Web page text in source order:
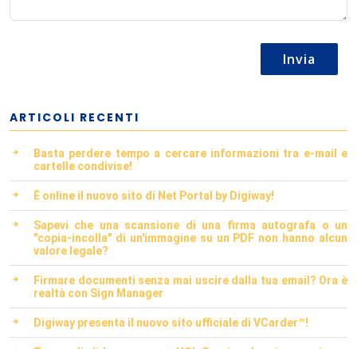
Invia
ARTICOLI RECENTI
Basta perdere tempo a cercare informazioni tra e-mail e
cartelle condivise!
È online il nuovo sito di Net Portal by Digiway!
Sapevi che una scansione di una firma autografa o un
"copia-incolla" di un'immagine su un PDF non hanno alcun
valore legale?
Firmare documenti senza mai uscire dalla tua email? Ora è
realtà con Sign Manager
Digiway presenta il nuovo sito ufficiale di VCarder™!